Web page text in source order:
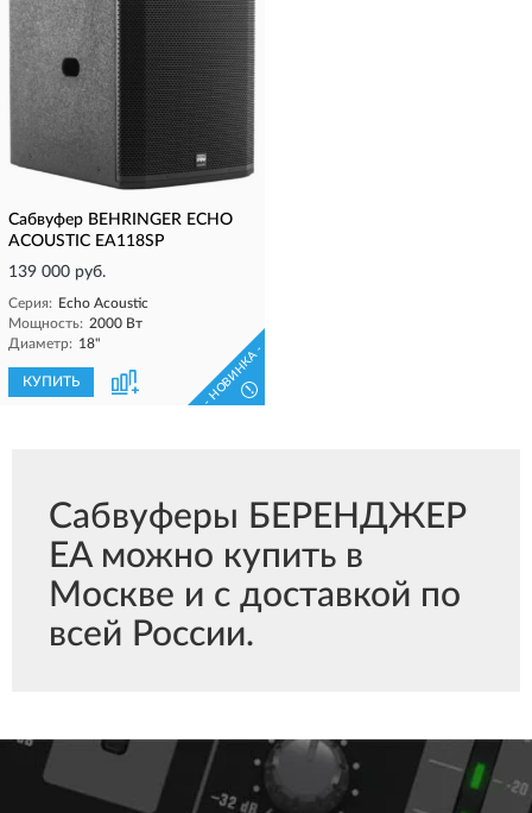
Cабвуфер BEHRINGER ECHO
ACOUSTIC EA118SP
139 000 руб.
Серия: Echo Acoustic
Мощность: 2000 Вт
Диаметр: 18"
КУПИТЬ - НОВИНКА -
!
Сабвуферы БЕРЕНДЖЕР
EA можно купить в
Москве и с доставкой по
всей России.